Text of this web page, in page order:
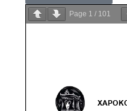
Page 1 / 101